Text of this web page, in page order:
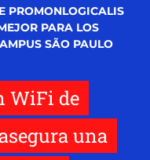
PROMONLOGICALIS
PARA LOS
SÃO PAULO
WiFi de
una